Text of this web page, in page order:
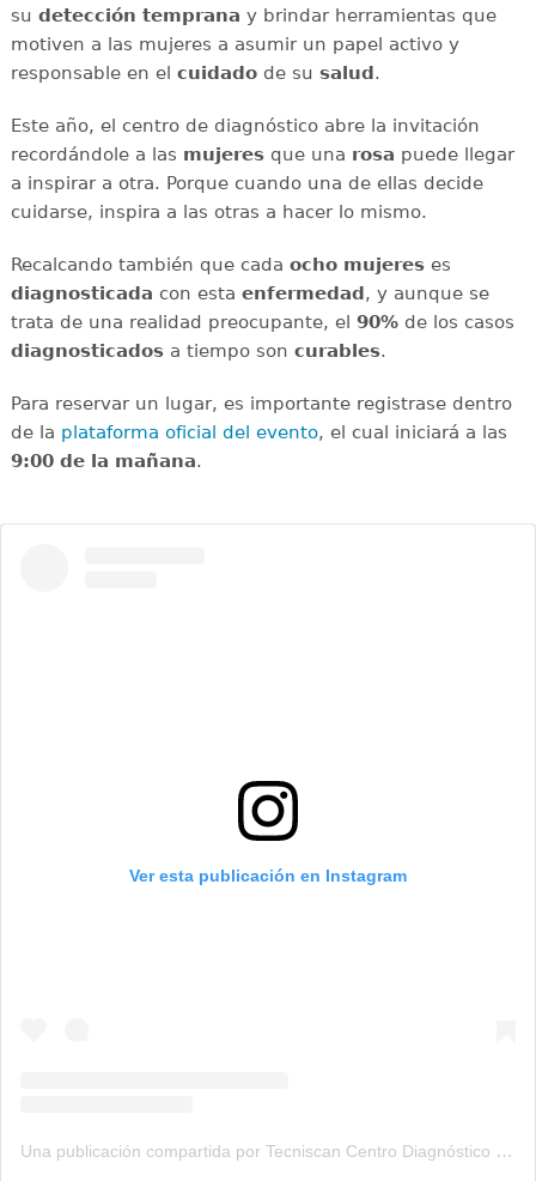
su detección temprana y brindar herramientas que
motiven a las mujeres a asumir un papel activo y
responsable en el cuidadode su salud.
Este año, el centro de diagnóstico abre la invitación
recordándole a las mujeresque una rosa puede llegar
a inspirar a otra. Porque cuando una de ellas decide
cuidarse, inspira a las otras a hacer lo mismo.
Recalcando también que cada ocho mujereses
diagnosticada con esta enfermedad, y aunque se
trata de una realidad preocupante, el 90%de los casos
diagnosticadosa tiempo son curables.
Para reservar un lugar, es importante registrase dentro
de la plataforma oficial del evento, el cual iniciará a las
9:00 de la mañana.
Ver esta publicación en Instagram
Una publicación compartida por Tecniscan Centro Diagnóstico (@tecniscan)